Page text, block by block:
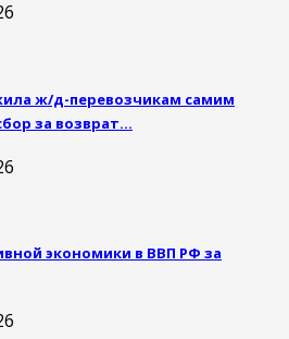
ж/д-перевозчикам самим
за возврат…
экономики в ВВП РФ за